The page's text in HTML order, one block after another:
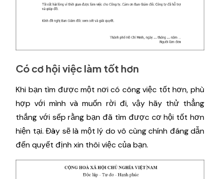
Có cơ hội việc làm tốt hơn
Khi bạn tìm được một nơi có công việc tốt hơn, phù
hợp với mình và muốn rời đi, vậy hãy thử thẳng
thắng với sếp rằng bạn đã tìm được cơ hội tốt hơn
hiện tại. Đây sẽ là một lý do vô cùng chính đáng dẫn
đến quyết định xin thôi việc của bạn.